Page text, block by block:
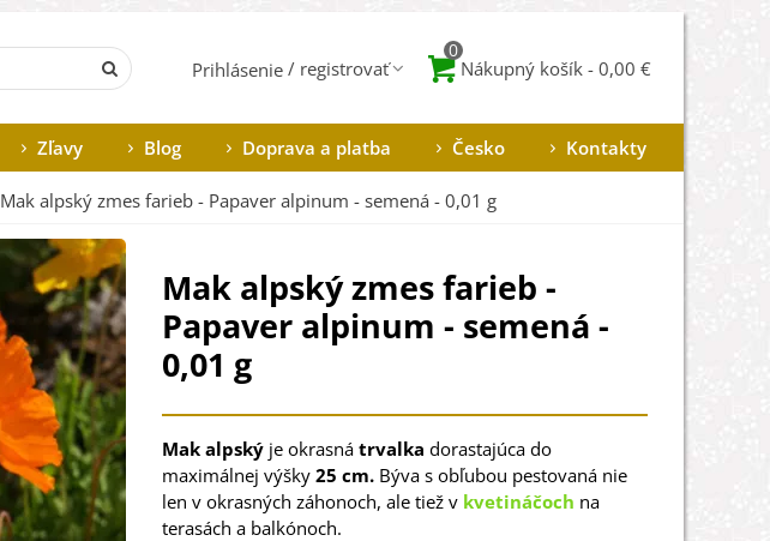
Prihlásenie
0
Nákupný košík - 0,00 €
Zľavy Blog Doprava a platba Česko Kontakty
Mak alpský zmes farieb - Papaver alpinum - semená - 0,01 g
Mak alpský zmes farieb -
Papaver alpinum - semená -
0,01 g
Mak alpský je okrasná trvalka dorastajúca do
maximálnej výšky 25 cm. Býva s obľubou pestovaná nie
len v okrasných záhonoch, ale tiež v kvetináčoch na
terasách a balkónoch.